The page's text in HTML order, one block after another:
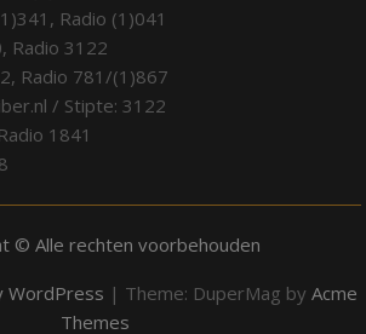
Radio (1)041
Radio 3122
Radio 781/(1)867
/ Stipte: 3122
1841
© Alle rechten voorbehouden
WordPress | Theme: DuperMag by Acme
Themes